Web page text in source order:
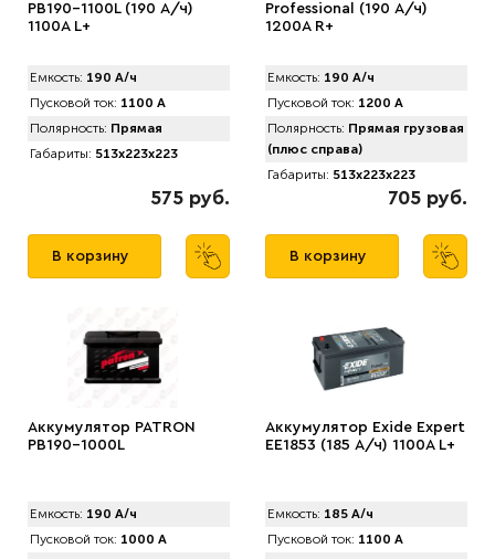
PB190-1100L (190 А/ч)
1100A L+
Емкость: 190 А/ч
Пусковой ток: 1100 А
Полярность: Прямая
Габариты: 513x223x223
575 руб.
В корзину
Professional (190 А/ч)
1200A R+
Емкость: 190 А/ч
Пусковой ток: 1200 А
Полярность: Прямая грузовая
(плюс справа)
Габариты: 513x223x223
705 руб.
В корзину
Аккумулятор PATRON
PB190-1000L
Емкость: 190 А/ч
Пусковой ток: 1000 А
Аккумулятор Exide Expert
EE1853 (185 А/ч) 1100A L+
Емкость: 185 А/ч
Пусковой ток: 1100 А